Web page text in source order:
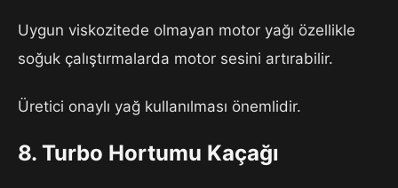
Uygun viskozitede olmayan motor yağı özellikle
soğuk çalıştırmalarda motor sesini artırabilir.
Üretici onaylı yağ kullanılması önemlidir.
8. Turbo Hortumu Kaçağı